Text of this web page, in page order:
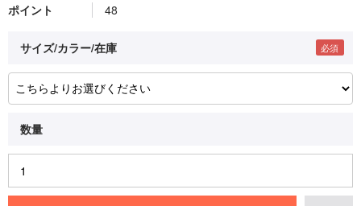
ポイント
48
サイズ/カラー/在庫